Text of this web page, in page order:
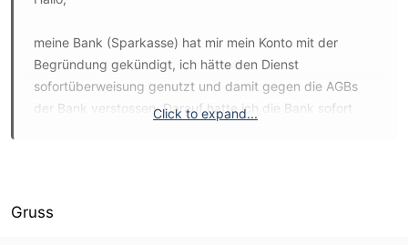
meine Bank (Sparkasse) hat mir mein Konto mit der
Begründung gekündigt, ich hätte den Dienst
sofortüberweisung genutzt und damit gegen die AGBs
der Bank verstossen. Darauf hatte ich die Bank sofort
Click to expand...
Gruss